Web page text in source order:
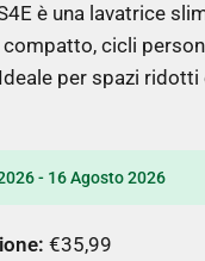
è una lavatrice
compatto, cicli
per spazi ridotti
- 16 Agosto 2026
€35,99